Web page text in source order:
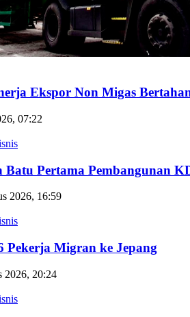
Ekspor Non Migas
07:22
Pertama Pembangunan
2026, 16:59
Pekerja Migran ke Jepang
2026, 20:24